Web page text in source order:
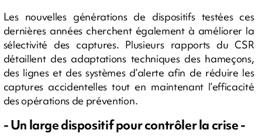
Les nouvelles générations de dispositifs testées ces
dernières années cherchent également à améliorer la
sélectivité des captures. Plusieurs rapports du CSR
détaillent des adaptations techniques des hameçons,
des lignes et des systèmes d’alerte afin de réduire les
captures accidentelles tout en maintenant l’efficacité
des opérations de prévention.
- Un large dispositif pour contrôler la crise -